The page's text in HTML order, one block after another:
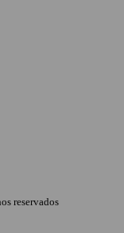
reservados